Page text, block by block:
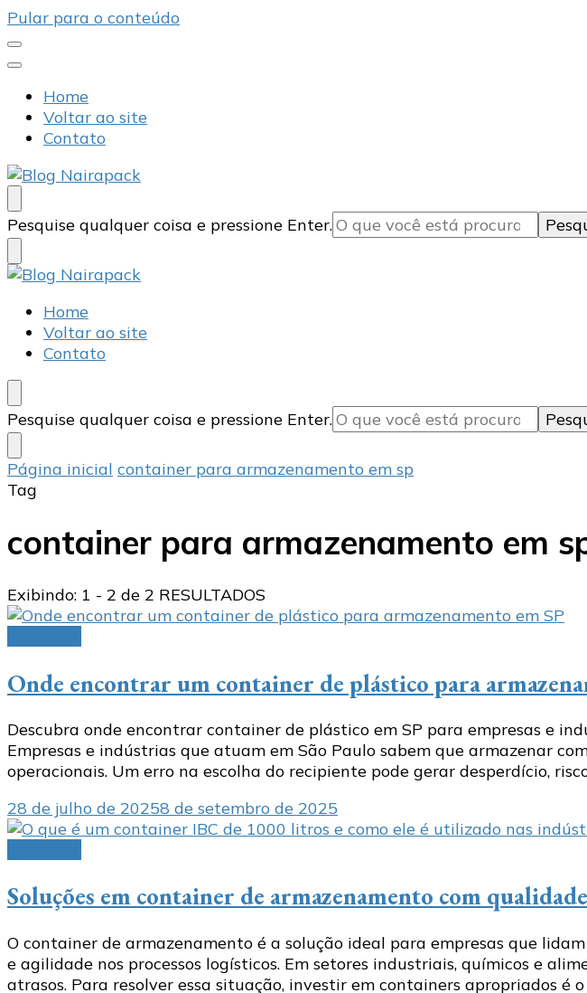
Pular para o conteúdo
Home
Voltar ao site
Contato
Blog Nairapack
Líder no Mercado de Embalagens
Procurando
algo?
Pesquise qualquer coisa e pressione Enter.
Blog Nairapack
Líder no Mercado de Embalagens
Home
Voltar ao site
Contato
Procurando
algo?
Pesquise qualquer coisa e pressione Enter.
Página inicial container para armazenamento em sp
Tag
container para armazenamento em
Exibindo: 1 - 2 de 2 RESULTADOS
Onde encontrar um container de plástico para
Descubra onde encontrar container de plástico em SP para empresas e
Empresas e indústrias que atuam em São Paulo sabem que armazenar
operacionais. Um erro na escolha do recipiente pode gerar desperdício,
28 de julho de 20258 de setembro de 2025
Soluções em container de armazenamento com
O container de armazenamento é a solução ideal para empresas que
e agilidade nos processos logísticos. Em setores industriais, químicos e
atrasos. Para resolver essa situação, investir em containers apropriados é